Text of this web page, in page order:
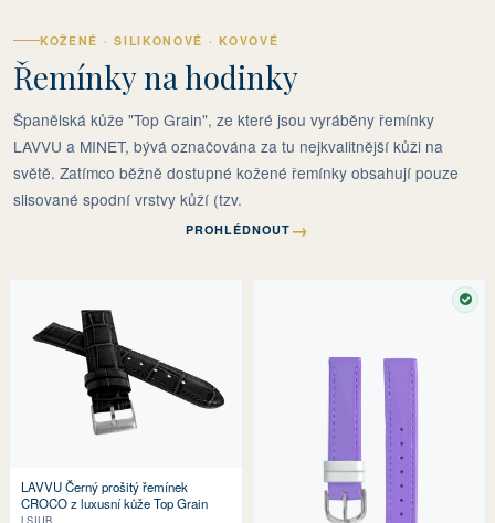
KOŽENÉ · SILIKONOVÉ · KOVOVÉ
Řemínky na hodinky
Španělská kůže "Top Grain", ze které jsou vyráběny řemínky
LAVVU a MINET, bývá označována za tu nejkvalitnější kůži na
světě. Zatímco běžně dostupné kožené řemínky obsahují pouze
slisované spodní vrstvy kůží (tzv.
PROHLÉDNOUT →
LAVVU Černý prošitý řemínek
CROCO z luxusní kůže Top Grain
LSIUB